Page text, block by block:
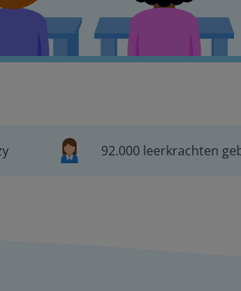
92.000 leerkrachten